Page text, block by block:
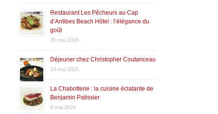
Restaurant Les Pêcheurs au Cap
d’Antibes Beach Hôtel : l’élégance du
goût
26 mai 2026
Déjeuner chez Christopher Coutanceau
14 mai 2026
La Chabotterie : la cuisine éclatante de
Benjamin Patissier
8 mai 2026